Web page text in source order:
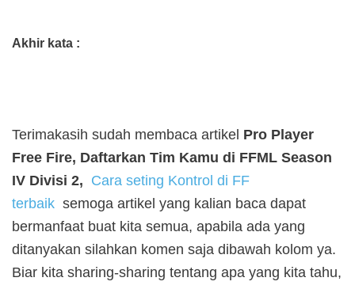
Akhir kata :
Terimakasih sudah membaca artikel Pro Player
Free Fire, Daftarkan Tim Kamu di FFML Season
IV Divisi 2, Cara seting Kontrol di FF
terbaik semoga artikel yang kalian baca dapat
bermanfaat buat kita semua, apabila ada yang
ditanyakan silahkan komen saja dibawah kolom ya.
Biar kita sharing-sharing tentang apa yang kita tahu,